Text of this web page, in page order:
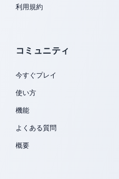
利用規約
コミュニティ
今すぐプレイ
使い方
機能
よくある質問
概要